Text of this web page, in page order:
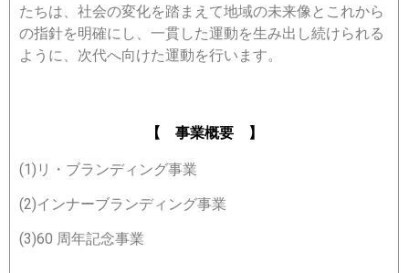
たちは、社会の変化を踏まえて地域の未来像とこれから
の指針を明確にし、一貫した運動を生み出し続けられる
ように、次代へ向けた運動を行います。
【 事業概要 】
(1)リ・ブランディング事業
(2)インナーブランディング事業
(3)60 周年記念事業